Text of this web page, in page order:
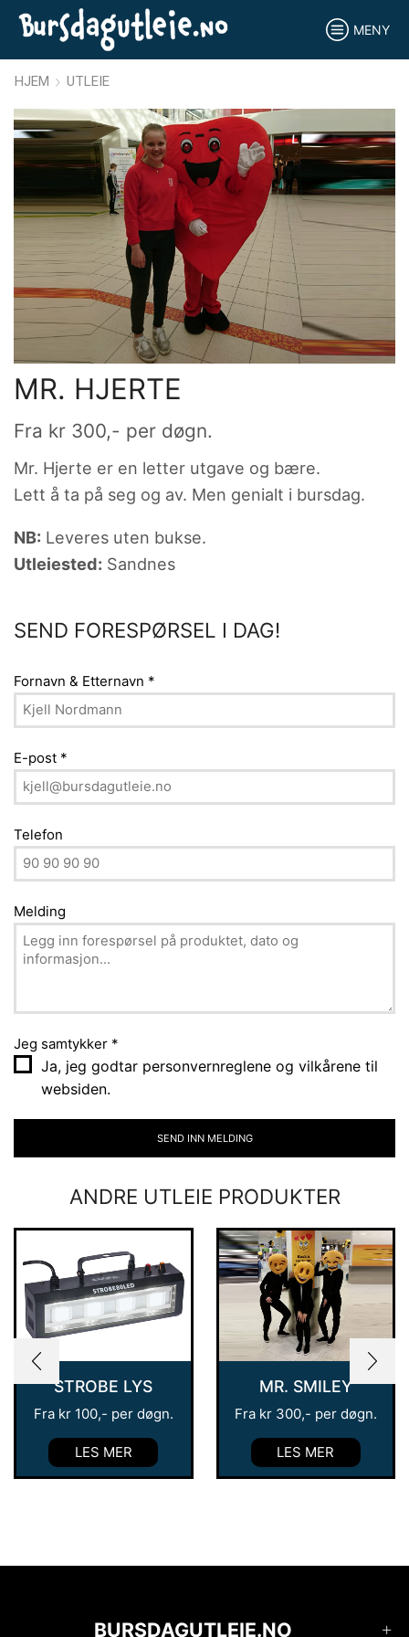
MENY
HJEM UTLEIE
MR. HJERTE
Fra kr 300,- per døgn.
Mr. Hjerte er en letter utgave og bære.
Lett å ta på seg og av. Men genialt i bursdag.
NB: Leveres uten bukse.
Utleiested: Sandnes
SEND FORESPØRSEL I DAG!
Fornavn & Etternavn *
E-post *
Telefon
Melding
Jeg samtykker *
Ja, jeg godtar personvernreglene og vilkårene til
websiden.
SEND INN MELDING
ANDRE UTLEIE PRODUKTER
STROBE LYS
Fra kr100,- per døgn.
LES MER
MR. SMILEY
Fra kr300,- per døgn.
LES MER
BURSDAGUTLEIE.NO